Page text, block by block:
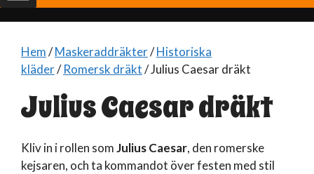
Hem/Maskeraddräkter/Historiska
kläder/Romersk dräkt/ Julius Caesar dräkt
Julius Caesar dräkt
Kliv in i rollen somJulius Caesar, den romerske
kejsaren, och ta kommandot över festen med stil